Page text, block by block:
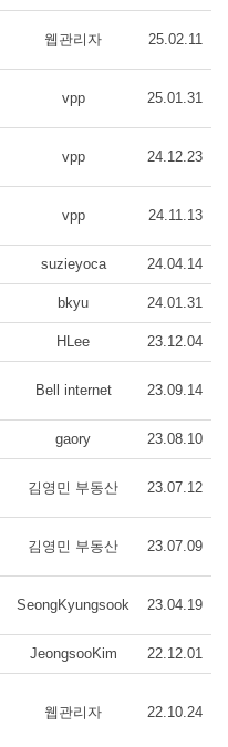
웹관리자 25.02.11
vpp 25.01.31
vpp 24.12.23
vpp 24.11.13
suzieyoca 24.04.14
bkyu 24.01.31
HLee 23.12.04
Bell internet 23.09.14
gaory 23.08.10
김영민 부동산 23.07.12
김영민 부동산 23.07.09
SeongKyungsook 23.04.19
JeongsooKim 22.12.01
웹관리자 22.10.24